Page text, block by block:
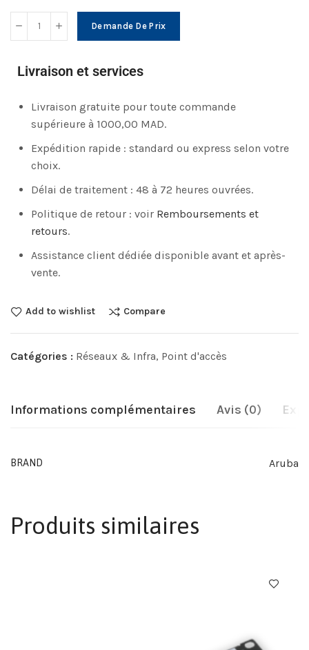
Demande De Prix
Livraison et services
Livraison gratuite pour toute commande
supérieure à 1000,00 MAD.
Expédition rapide : standard ou express selon votre
choix.
Délai de traitement : 48 à 72 heures ouvrées.
Politique de retour : voir Remboursements et
retours.
Assistance client dédiée disponible avant et après-
vente.
Add to wishlist Compare
Catégories : Réseaux & Infra, Point d'accès
Informations complémentaires Avis (0)
BRAND Aruba
Produits similaires